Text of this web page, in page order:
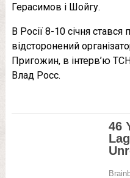
Герасимов і Шойгу.
В Росії 8-10 січня
відсторонений
Пригожин, в інтерв’ю
Влад Росс.